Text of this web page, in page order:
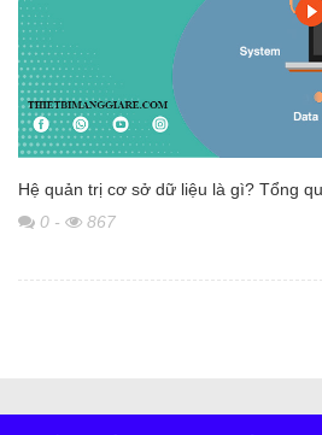
Hệ quản trị cơ sở dữ liệu là gì? Tổng
0 - 867